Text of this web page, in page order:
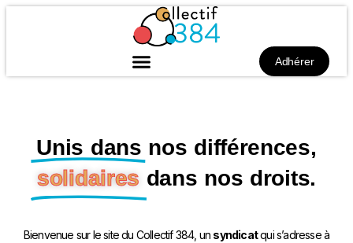
Adhérer
Unis dans nos différences,
solidaires dans nos droits.
Bienvenue sur le site du Collectif 384, un syndicatqui s’adresse à